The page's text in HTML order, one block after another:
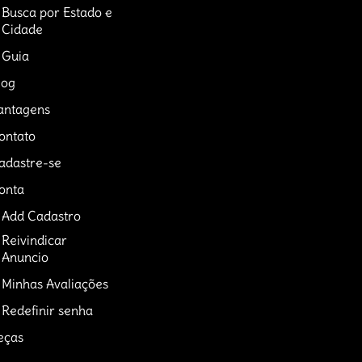
Busca por Estado e
Cidade
Guia
se
Add Cadastro
Reivindicar
Anuncio
Minhas Avaliações
Redefinir senha